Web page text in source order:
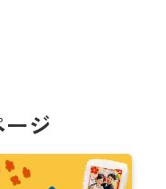
ジ